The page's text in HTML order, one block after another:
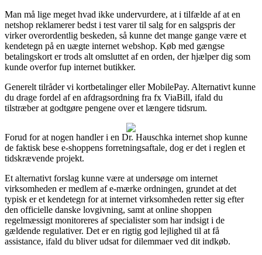
Man må lige meget hvad ikke undervurdere, at i tilfælde af at en
netshop reklamerer bedst i test varer til salg for en salgspris der
virker overordentlig beskeden, så kunne det mange gange være et
kendetegn på en uægte internet webshop. Køb med gængse
betalingskort er trods alt omsluttet af en orden, der hjælper dig som
kunde overfor fup internet butikker.
Generelt tilråder vi kortbetalinger eller MobilePay. Alternativt kunne
du drage fordel af en afdragsordning fra fx ViaBill, ifald du
tilstræber at godtgøre pengene over et længere tidsrum.
Forud for at nogen handler i en Dr. Hauschka internet shop kunne
de faktisk bese e-shoppens forretningsaftale, dog er det i reglen et
tidskrævende projekt.
Et alternativt forslag kunne være at undersøge om internet
virksomheden er medlem af e-mærke ordningen, grundet at det
typisk er et kendetegn for at internet virksomheden retter sig efter
den officielle danske lovgivning, samt at online shoppen
regelmæssigt monitoreres af specialister som har indsigt i de
gældende regulativer. Det er en rigtig god lejlighed til at få
assistance, ifald du bliver udsat for dilemmaer ved dit indkøb.